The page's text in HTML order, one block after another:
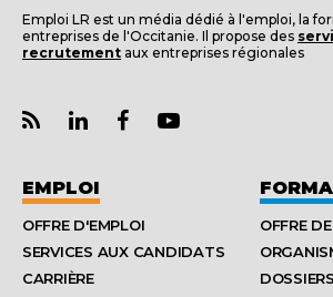
Emploi LR est un média dédié à l'emploi, la
entreprises de l'Occitanie. Il propose des
recrutement aux entreprises régionales
EMPLOI
OFFRE D'EMPLOI
SERVICES AUX CANDIDATS
CARRIÈRE
OFFRE
DOSSIERS